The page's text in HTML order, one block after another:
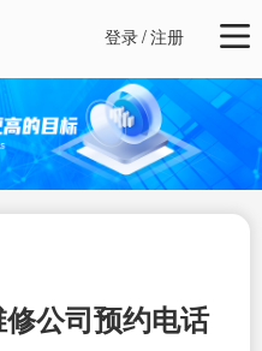
登录/注册
公司预约电话